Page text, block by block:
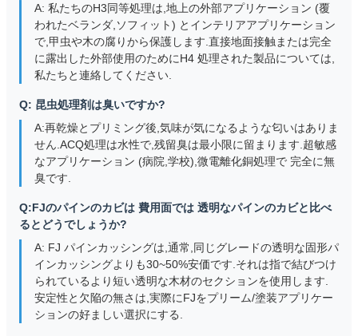
A: 私たちのH3同等処理は,地上の外部アプリケーション (覆
われたベランダ,ソフィット) とインテリアアプリケーション
で,甲虫や木の腐りから保護します.直接地面接触または完全
に露出した外部使用のためにH4 処理された製品については,
私たちと連絡してください.
Q: 昆虫処理剤は臭いですか?
A:再乾燥とプリミング後,気味が気になるような匂いはありま
せん.ACQ処理は水性で,残留臭は最小限に留まります.超敏感
なアプリケーション (病院,学校),微電離化銅処理で 完全に無
臭です.
Q:FJのパインのカビは 費用面では 透明なパインのカビと比べ
るとどうでしょうか?
A: FJ パインカッシングは,通常,同じグレードの透明な固形パ
インカッシングよりも30~50%安価です.それは指で結びつけ
られているより短い透明な木材のセクションを使用します.
安定性と欠陥の無さは,実際にFJをプリーム/塗装アプリケー
ションの好ましい選択にする.